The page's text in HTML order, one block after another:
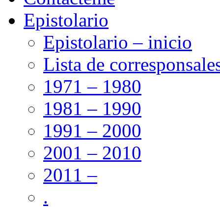
Epistolario
Epistolario – inicio
Lista de
1971 – 1980
1981 – 1990
1991 – 2000
2001 – 2010
2011 –
.